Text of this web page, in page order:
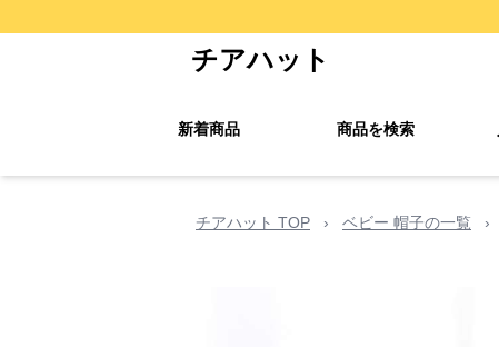
チアハット
新着商品 商品を検索
チアハット TOP › ベビー 帽子の一覧 ›